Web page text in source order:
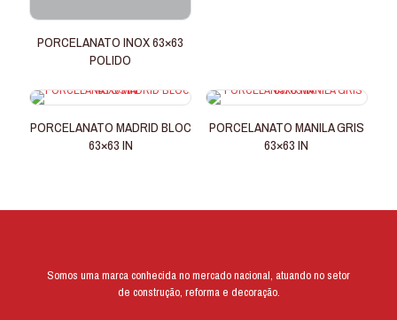
PORCELANATO INOX 63×63
POLIDO
PORCELANATO MADRID BLOC
63×63 IN
PORCELANATO MANILA GRIS
63×63 IN
Somos uma marca conhecida no mercado nacional, atuando no setor
de construção, reforma e decoração.